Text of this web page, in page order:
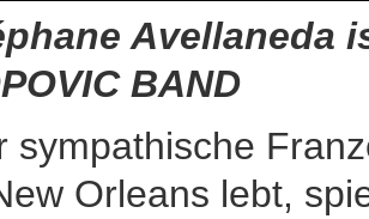
Avellaneda
BAND
sympathische
Orleans lebt,